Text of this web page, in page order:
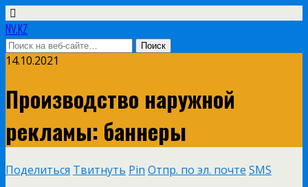
NV.KZ
14.10.2021
Производство наружной
рекламы: баннеры
Поделиться Твитнуть Pin Отпр. по эл. почте SMS